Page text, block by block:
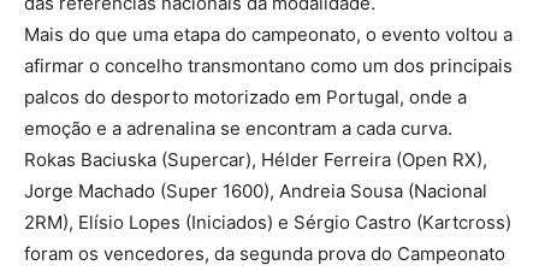
Mais do que uma etapa do campeonato, o evento voltou a
afirmar o concelho transmontano como um dos principais
palcos do desporto motorizado em Portugal, onde a
emoção e a adrenalina se encontram a cada curva.
Rokas Baciuska (Supercar), Hélder Ferreira (Open RX),
Jorge Machado (Super 1600), Andreia Sousa (Nacional
2RM), Elísio Lopes (Iniciados) e Sérgio Castro (Kartcross)
foram os vencedores, da segunda prova do Campeonato